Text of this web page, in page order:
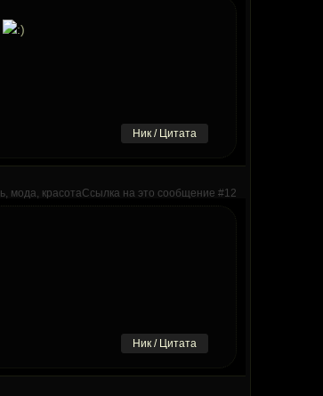
Ник / Цитата
Ник / Цитата